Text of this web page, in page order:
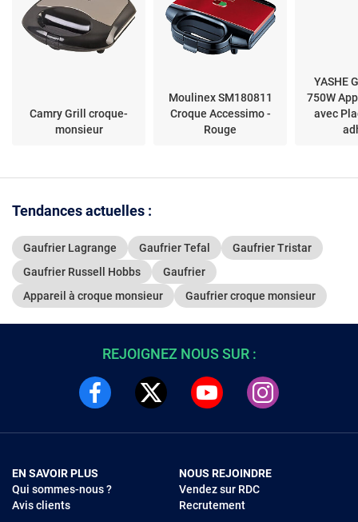
Camry Grill croque-
monsieur
Moulinex SM180811
Croque Accessimo -
Rouge
YASHE
750W
avec
Tendances actuelles :
Gaufrier Lagrange Gaufrier Tefal
Gaufrier Tristar
Gaufrier Russell Hobbs
Gaufrier
Appareil à croque monsieur
Gaufrier croque monsieur
REJOIGNEZ NOUS SUR :
EN SAVOIR PLUS
Qui sommes-nous ?
Avis clients
NOUS REJOINDRE
Vendez sur RDC
Recrutement